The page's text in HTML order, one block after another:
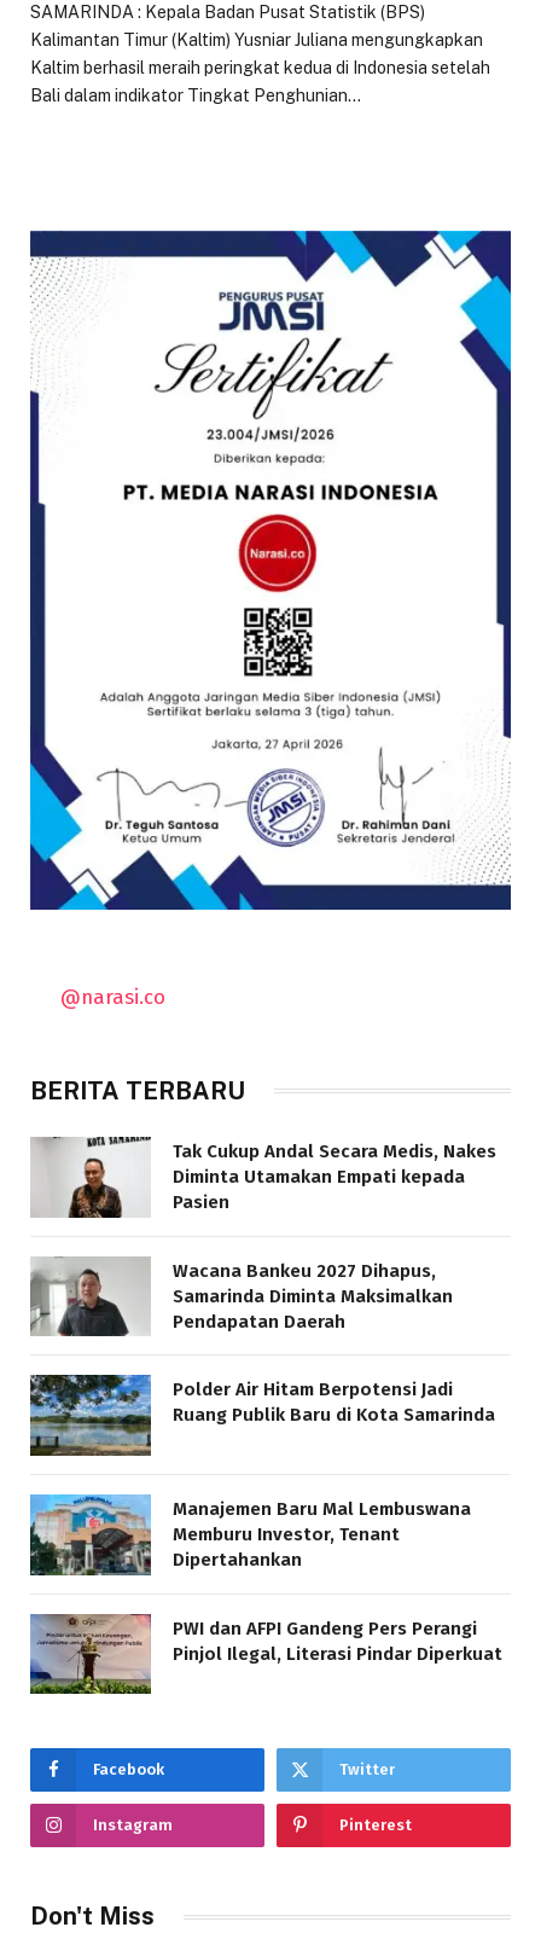
SAMARINDA : Kepala Badan Pusat Statistik (BPS)
Kalimantan Timur (Kaltim) Yusniar Juliana mengungkapkan
Kaltim berhasil meraih peringkat kedua di Indonesia setelah
Bali dalam indikator Tingkat Penghunian…
@narasi.co
BERITA TERBARU
Tak Cukup Andal Secara Medis, Nakes
Diminta Utamakan Empati kepada
Pasien
Wacana Bankeu 2027 Dihapus,
Samarinda Diminta Maksimalkan
Pendapatan Daerah
Polder Air Hitam Berpotensi Jadi
Ruang Publik Baru di Kota Samarinda
Manajemen Baru Mal Lembuswana
Memburu Investor, Tenant
Dipertahankan
PWI dan AFPI Gandeng Pers Perangi
Pinjol Ilegal, Literasi Pindar Diperkuat
Facebook Twitter
Instagram Pinterest
Don't Miss